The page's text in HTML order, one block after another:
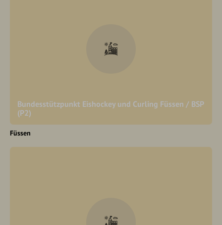
Bundesstützpunkt Eishockey und Curling Füssen / BSP
(P2)
Füssen